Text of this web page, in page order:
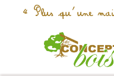
« Plus qu’une